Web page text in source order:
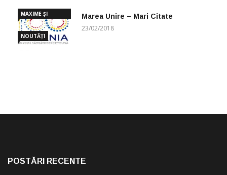
MAXIME ȘI
CUGETĂRI
NOUTĂȚI
Marea Unire – Mari Citate
23/02/2018
POSTĂRI RECENTE